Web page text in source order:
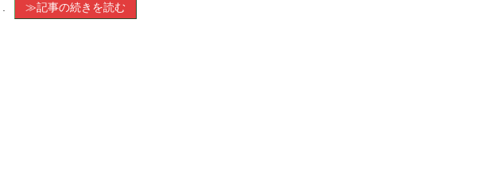
≫記事の続きを読む